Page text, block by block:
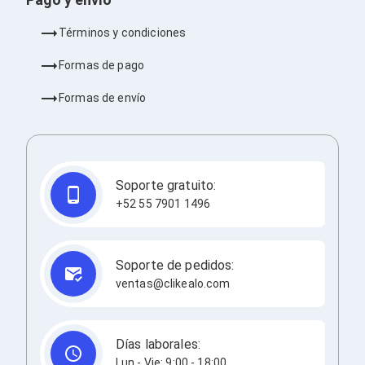
Ventiladores
Unidades de Disco
Quemadores de DVD
Desktop y Portátiles
Accesorios para Laptops
Cargadores
Docking Stations
Candados para Laptops
Bases para Laptops
Mochilas para Laptops
Soportes para Celulares y Tablets
Lápices para Tablets
Webcams y Audio
Audífonos
Accesorios para PC's
Bases para PC's
Términos y condiciones
Formas de pago
Formas de envío
Soporte gratuito:
+52 55 7901 1496
Soporte de pedidos:
ventas@clikealo.com
Días laborales: